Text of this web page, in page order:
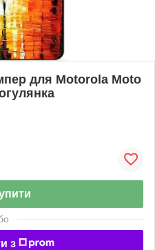
для Motorola Moto
з